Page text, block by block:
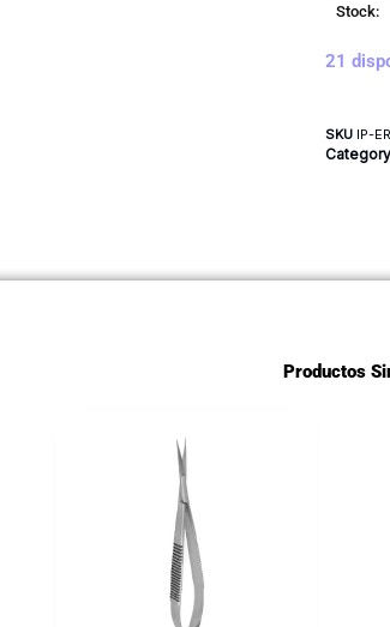
Stock:
21
SKU IP-
Category
Productos